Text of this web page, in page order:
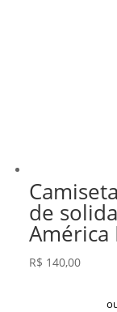
de
América
R$ 140,00